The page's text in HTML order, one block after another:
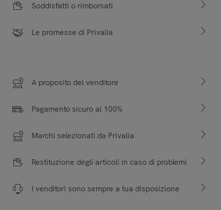
Soddisfatti o rimborsati
Le promesse di Privalia
A proposito del venditore
Pagamento sicuro al 100%
Marchi selezionati da Privalia
Restituzione degli articoli in caso di problemi
I venditori sono sempre a tua disposizione